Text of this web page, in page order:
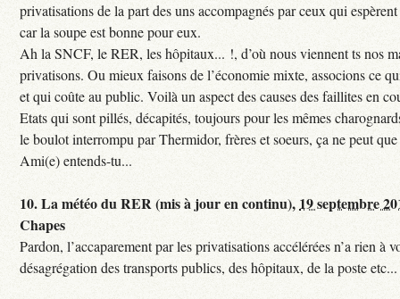
privatisations de la part des uns accompagnés par ceux qui
car la soupe est bonne pour eux.
Ah la SNCF, le RER, les hôpitaux... !, d’où nous viennent ts nos
privatisons. Ou mieux faisons de l’économie mixte, associons ce
et qui coûte au public. Voilà un aspect des causes des faillites en
Etats qui sont pillés, décapités, toujours pour les mêmes
le boulot interrompu par Thermidor, frères et soeurs, ça ne peut
Ami(e) entends-tu...
10.La météo du RER (mis à jour en continu), 19 septembre
Chapes
Pardon, l’accaparement par les privatisations accélérées n’a rien à
désagrégation des transports publics, des hôpitaux, de la poste etc...